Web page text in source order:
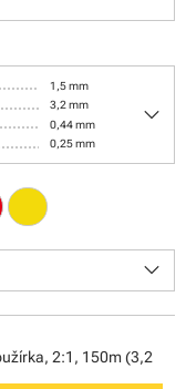
1,5 mm
3,2 mm
0,44 mm
0,25 mm
keyboard_arrow_down
keyboard_arrow_down
2:1, 150m (3,2